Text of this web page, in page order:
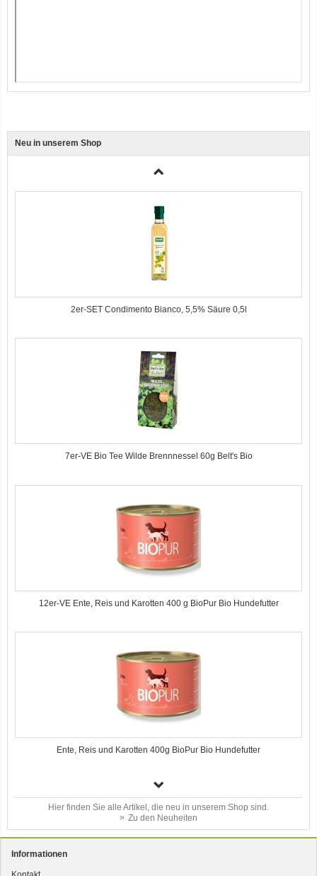
Neu in unserem Shop
2er-SET Condimento Bianco, 5,5% Säure 0,5l
7er-VE Bio Tee Wilde Brennnessel 60g Belt's Bio
12er-VE Ente, Reis und Karotten 400 g BioPur Bio Hundefutter
Ente, Reis und Karotten 400g BioPur Bio Hundefutter
Hier finden Sie alle Artikel, die neu in unserem Shop sind.
Zu den Neuheiten
Informationen